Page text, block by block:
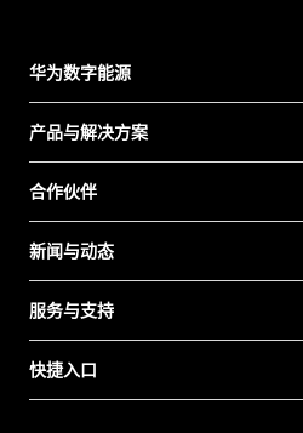
华为数字能源
产品与解决方案
合作伙伴
新闻与动态
服务与支持
快捷入口